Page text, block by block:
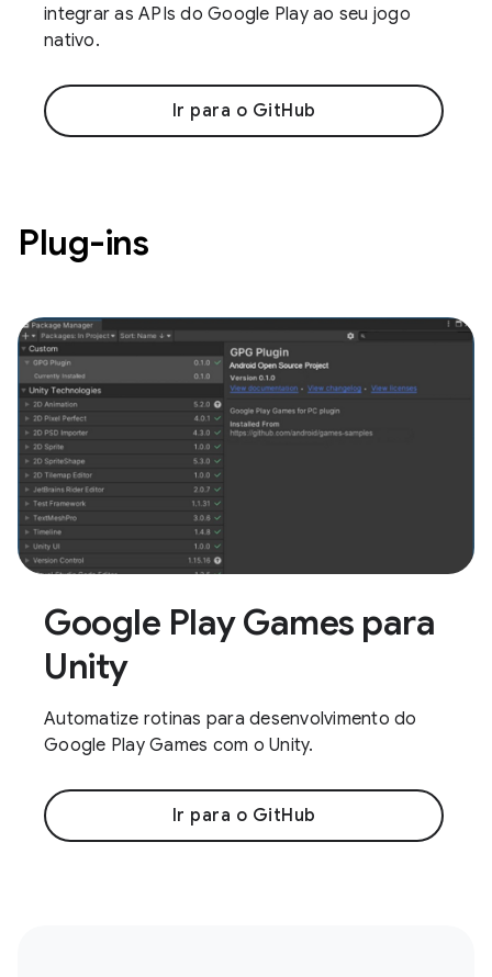
integrar as APIs do Google Play ao seu jogo
nativo.
Ir para o GitHub
Plug-ins
Google Play Games para
Unity
Automatize rotinas para desenvolvimento do
Google Play Games com o Unity.
Ir para o GitHub